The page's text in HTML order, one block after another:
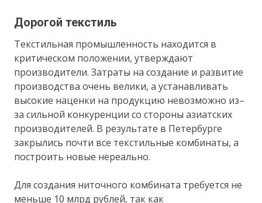
Дорогой текстиль
Текстильная промышленность находится в
критическом положении, утверждают
производители. Затраты на создание и развитие
производства очень велики, а устанавливать
высокие наценки на продукцию невозможно из–
за сильной конкуренции со стороны азиатских
производителей. В результате в Петербурге
закрылись почти все текстильные комбинаты, а
построить новые нереально.
Для создания ниточного комбината требуется не
меньше 10 млрд рублей, так как